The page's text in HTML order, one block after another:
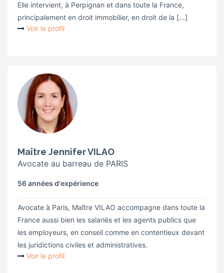
Elle intervient, à Perpignan et dans toute la France,
principalement en droit immobilier, en droit de la [...]
Voir le profil
Maître Jennifer VILAO
Avocate au barreau de PARIS
56 années d'expérience
Avocate à Paris, Maître VILAO accompagne dans toute la
France aussi bien les salariés et les agents publics que
les employeurs, en conseil comme en contentieux devant
les juridictions civiles et administratives.
Voir le profil